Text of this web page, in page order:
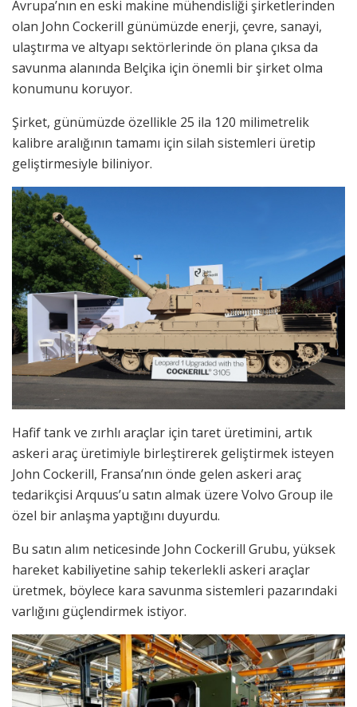
Avrupa’nın en eski makine mühendisliği şirketlerinden
olan John Cockerill günümüzde enerji, çevre, sanayi,
ulaştırma ve altyapı sektörlerinde ön plana çıksa da
savunma alanında Belçika için önemli bir şirket olma
konumunu koruyor.
Şirket, günümüzde özellikle 25 ila 120 milimetrelik
kalibre aralığının tamamı için silah sistemleri üretip
geliştirmesiyle biliniyor.
Hafif tank ve zırhlı araçlar için taret üretimini, artık
askeri araç üretimiyle birleştirerek geliştirmek isteyen
John Cockerill, Fransa’nın önde gelen askeri araç
tedarikçisi Arquus’u satın almak üzere Volvo Group ile
özel bir anlaşma yaptığını duyurdu.
Bu satın alım neticesinde John Cockerill Grubu, yüksek
hareket kabiliyetine sahip tekerlekli askeri araçlar
üretmek, böylece kara savunma sistemleri pazarındaki
varlığını güçlendirmek istiyor.